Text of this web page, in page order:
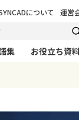
について 運営
集
お役立ち資